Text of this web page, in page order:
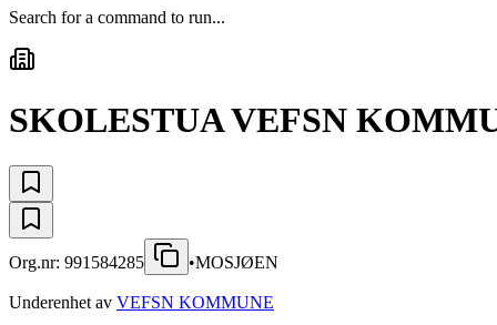
Search for a command to run...
SKOLESTUA VEFSN
Org.nr: 991584285 •MOSJØEN
Underenhet av VEFSN KOMMUNE